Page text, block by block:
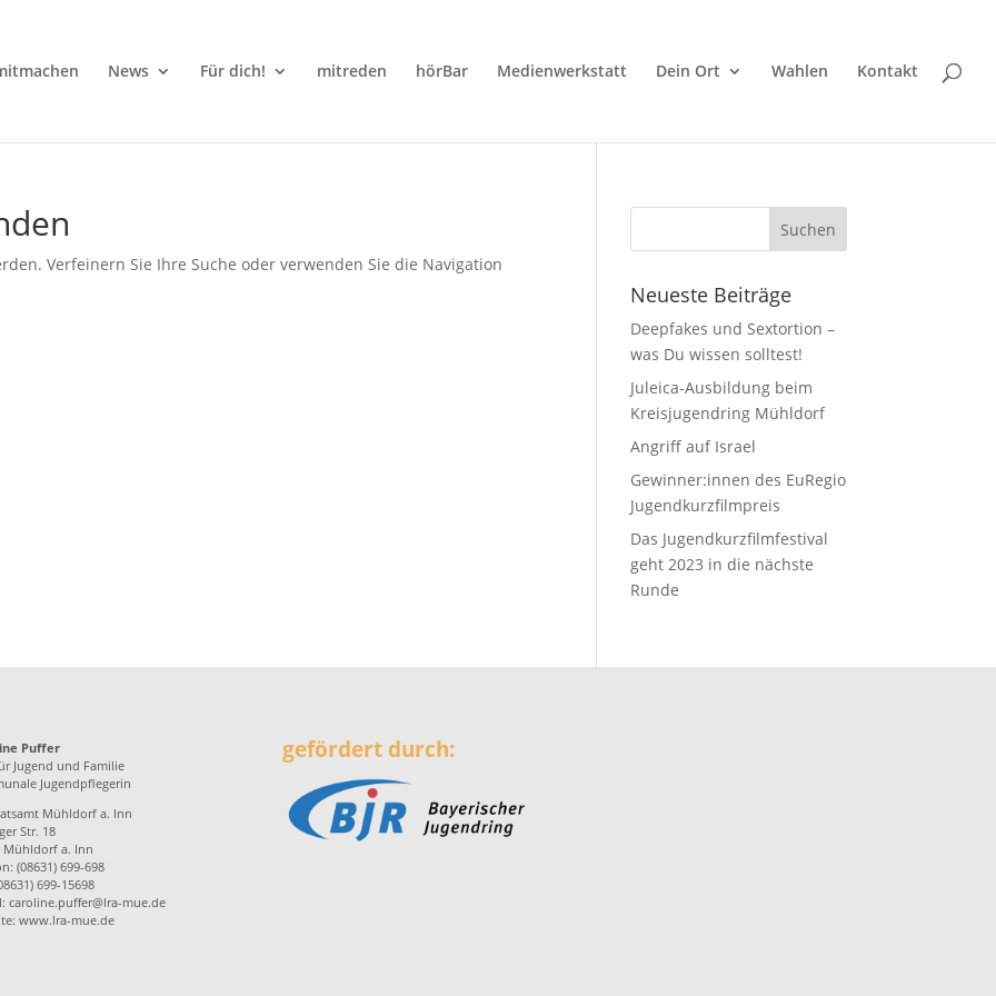
News Für dich! mitreden hörBar Medienwerkstatt Dein Ort Wahlen Kontakt
Verfeinern Sie Ihre Suche oder verwenden Sie die Navigation
Neueste Beiträge
Deepfakes und Sextortion –
was Du wissen solltest!
Juleica-Ausbildung beim
Kreisjugendring Mühldorf
Angriff auf Israel
Gewinner:innen des EuRegio
Jugendkurzfilmpreis
Das Jugendkurzfilmfestival
geht 2023 in die nächste
Runde
Puffer
Jugend und Familie
Jugendpflegerin
Mühldorf a. Inn
Str. 18
Mühldorf a. Inn
(08631) 699-698
699-15698
caroline.puffer@lra-mue.de
www.lra-mue.de
gefördert durch: